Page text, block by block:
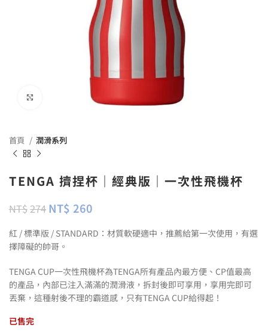
Click to enlarge
首頁 潤滑系列
TENGA 擠捏杯｜經典版｜一次性飛機杯
NT$274 NT$ 260
紅 / 標準版 / STANDARD：材質軟硬適中，推薦給第一次使用，有選
擇障礙的帥哥。
TENGA CUP一次性飛機杯為TENGA所有產品內最方便、CP值最高
的產品，內部已注入滿滿的潤滑液，拆封後即可享用，享用完即可
丟棄，這種射後不理的霸道感，只有TENGA CUP給得起！
已售完